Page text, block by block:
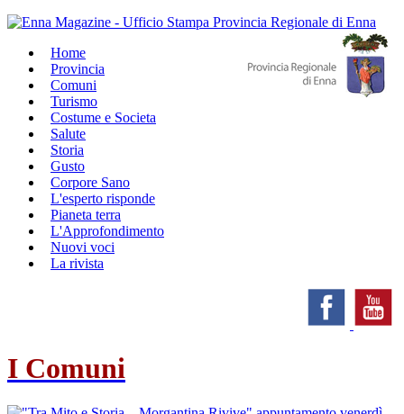
Home
Provincia
Comuni
Turismo
Costume e Societa
Salute
Storia
Gusto
Corpore Sano
L'esperto risponde
Pianeta terra
L'Approfondimento
Nuovi voci
La rivista
I Comuni